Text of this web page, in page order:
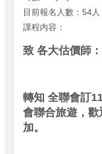
目前報名人數：54人
課程內容：
致 各大估價師：
轉知 全聯會訂
會聯合旅遊，
加。